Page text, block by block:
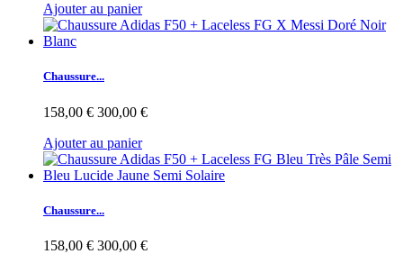
Ajouter au panier
Chaussure...
158,00 € 300,00 €
Ajouter au panier
Chaussure...
158,00 € 300,00 €